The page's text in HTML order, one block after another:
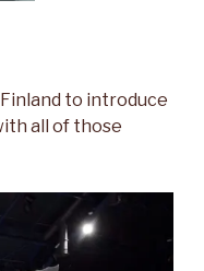
to introduce
all of those